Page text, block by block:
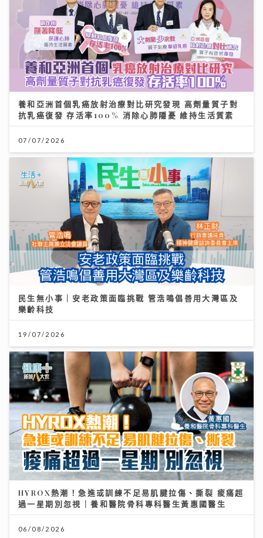
養和亞洲首個乳癌放射治療對比研究發現 高劑量質子對
抗乳癌復發 存活率100% 消除心肺隱憂 維持生活質素
07/07/2026
民生無小事｜安老政策面臨挑戰 管浩鳴倡善用大灣區及
樂齡科技
19/07/2026
HYROX熱潮！急進或訓練不足易肌腱拉傷、撕裂 痠痛超
過一星期別忽視｜養和醫院骨科專科醫生黃惠國醫生
06/08/2026